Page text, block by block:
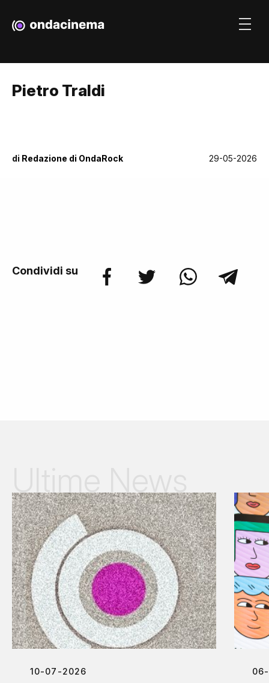
Pietro Traldi
di Redazione di OndaRock 29-05-2026
Condividi su
10-07-2026